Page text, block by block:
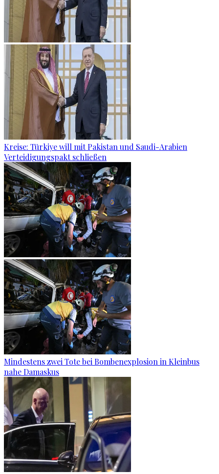
Kreise: Türkiye will mit Pakistan und Saudi-Arabien
Verteidigungspakt schließen
Mindestens zwei Tote bei Bombenexplosion in Kleinbus
nahe Damaskus